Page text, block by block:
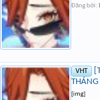
Đăng bởi:
VHT
[img]